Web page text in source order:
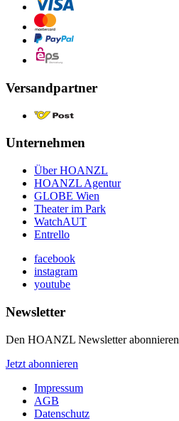
Versandpartner
Unternehmen
Über HOANZL
HOANZL Agentur
GLOBE Wien
Theater im Park
WatchAUT
Entrello
facebook
instagram
youtube
Newsletter
Den HOANZL Newsletter abonnieren
Jetzt abonnieren
Impressum
AGB
Datenschutz